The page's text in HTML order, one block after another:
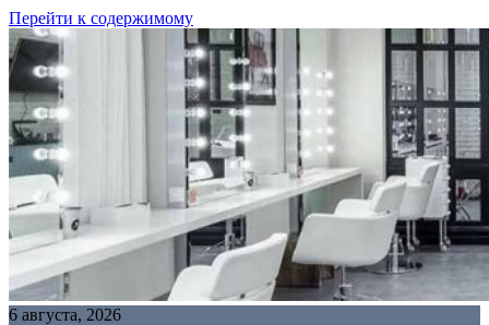
Перейти к содержимому
6 августа, 2026